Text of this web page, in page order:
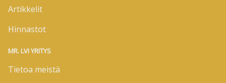
Artikkelit
Hinnastot
MR. LVI YRITYS
Tietoa meistä